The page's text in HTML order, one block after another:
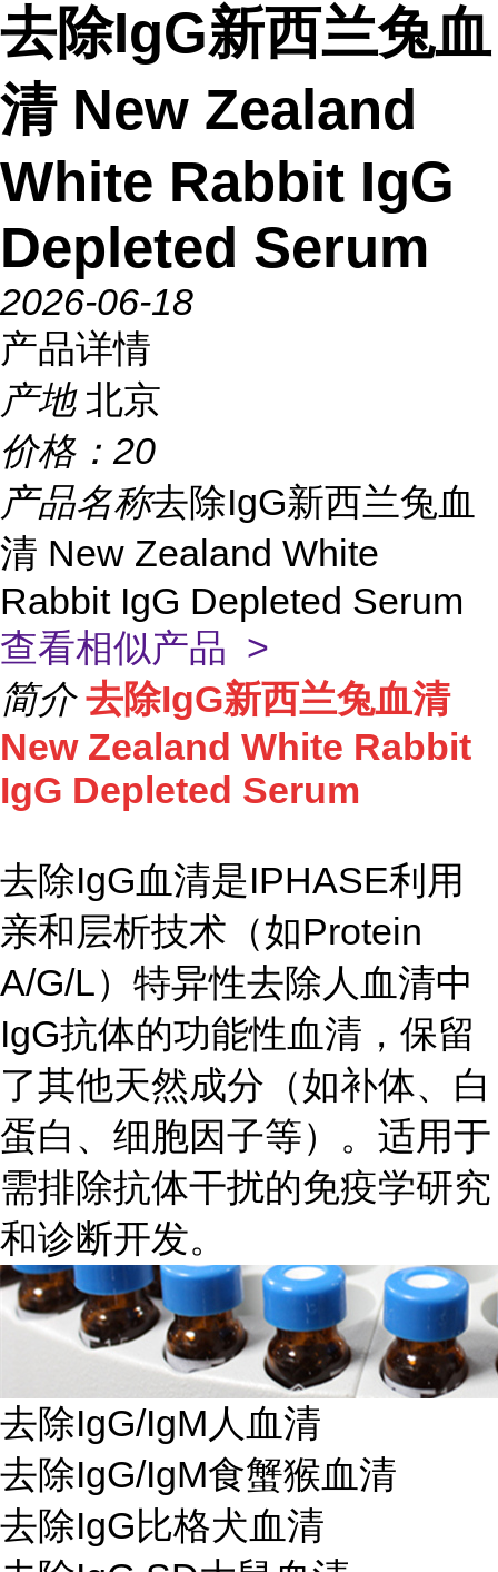
去除IgG新西兰兔血
清 New Zealand
White Rabbit IgG
Depleted Serum
2026-06-18
产品详情
产地 北京
价格： 20
产品名称去除IgG新西兰兔血
清 New Zealand White
Rabbit IgG Depleted Serum
查看相似产品 >
简介 去除IgG新西兰兔血清
New Zealand White Rabbit
IgG Depleted Serum
去除IgG血清是IPHASE利用
亲和层析技术（如Protein
A/G/L）特异性去除人血清中
IgG抗体的功能性血清，保留
了其他天然成分（如补体、白
蛋白、细胞因子等）。适用于
需排除抗体干扰的免疫学研究
和诊断开发。
去除IgG/IgM人血清
去除IgG/IgM食蟹猴血清
去除IgG比格犬血清